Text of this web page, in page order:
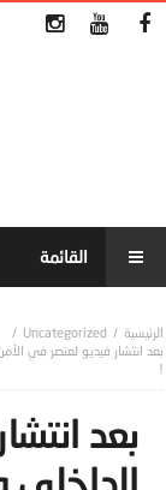
Uncategorized
بعد انتشار فيديو لعنصر في
!
بعد